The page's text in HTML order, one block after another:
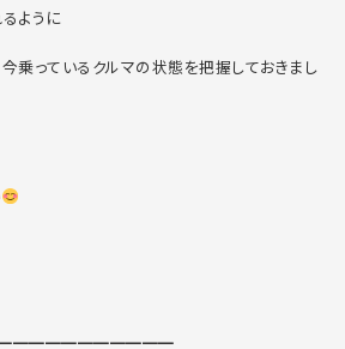
ように
乗っているクルマの状態を把握しておきまし